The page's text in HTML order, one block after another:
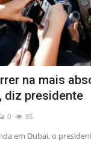
na mais
diz presidente
0 85
em Dubai, o